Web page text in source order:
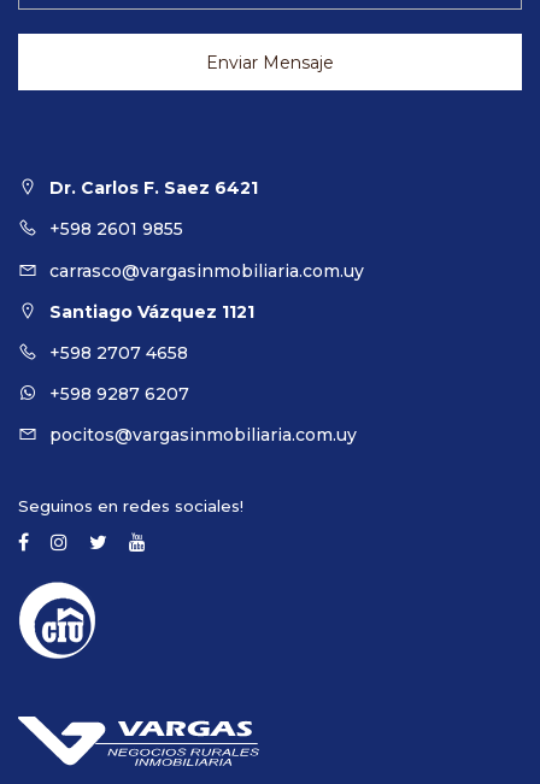
Enviar Mensaje
Dr. Carlos F. Saez 6421
+598 2601 9855
carrasco@vargasinmobiliaria.com.uy
Santiago Vázquez 1121
+598 2707 4658
+598 9287 6207
pocitos@vargasinmobiliaria.com.uy
Seguinos en redes sociales!